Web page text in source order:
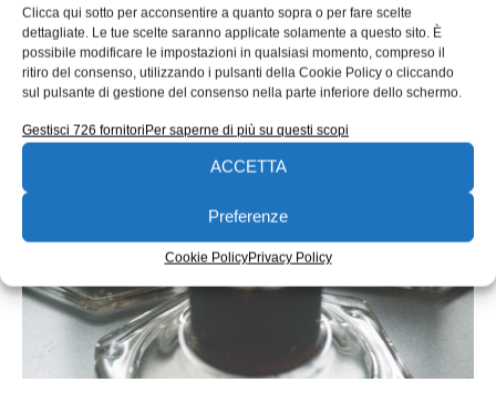
Clicca qui sotto per acconsentire a quanto sopra o per fare scelte
dettagliate. Le tue scelte saranno applicate solamente a questo sito. È
possibile modificare le impostazioni in qualsiasi momento, compreso il
ritiro del consenso, utilizzando i pulsanti della Cookie Policy o cliccando
sul pulsante di gestione del consenso nella parte inferiore dello schermo.
Gestisci 726 fornitoriPer saperne di più su questi scopi
ACCETTA
Preferenze
Cookie PolicyPrivacy Policy
beneficio di una maggiore operatività, e quindi
reddittività.